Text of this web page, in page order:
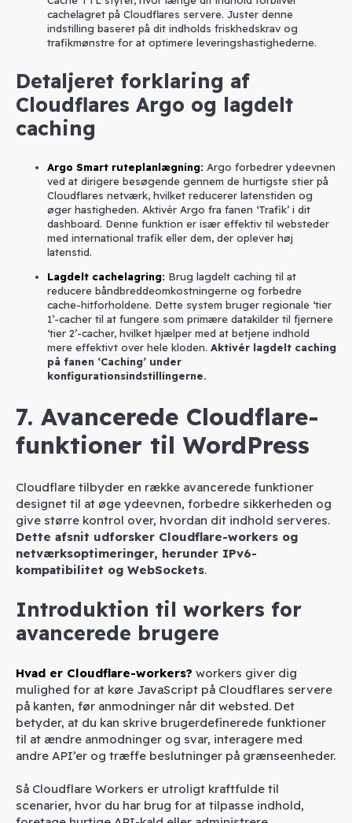
cachelagret på Cloudflares servere. Juster denne
indstilling baseret på dit indholds friskhedskrav og
trafikmønstre for at optimere leveringshastighederne.
Detaljeret forklaring af
Cloudflares Argo og lagdelt
caching
Argo Smart ruteplanlægning: Argo forbedrer ydeevnen
ved at dirigere besøgende gennem de hurtigste stier på
Cloudflares netværk, hvilket reducerer latenstiden og
øger hastigheden. Aktivér Argo fra fanen ‘Trafik’ i dit
dashboard. Denne funktion er især effektiv til websteder
med international trafik eller dem, der oplever høj
latenstid.
Lagdelt cachelagring: Brug lagdelt caching til at
reducere båndbreddeomkostningerne og forbedre
cache-hitforholdene. Dette system bruger regionale ‘tier
1’-cacher til at fungere som primære datakilder til fjernere
‘tier 2’-cacher, hvilket hjælper med at betjene indhold
mere effektivt over hele kloden. Aktivér lagdelt caching
på fanen ‘Caching’ under
konfigurationsindstillingerne.
7. Avancerede Cloudflare-
funktioner til WordPress
Cloudflare tilbyder en række avancerede funktioner
designet til at øge ydeevnen, forbedre sikkerheden og
give større kontrol over, hvordan dit indhold serveres.
Dette afsnit udforsker Cloudflare-workers og
netværksoptimeringer, herunder IPv6-
kompatibilitet og WebSockets.
Introduktion til workers for
avancerede brugere
Hvad er Cloudflare-workers? workers giver dig
mulighed for at køre JavaScript på Cloudflares servere
på kanten, før anmodninger når dit websted. Det
betyder, at du kan skrive brugerdefinerede funktioner
til at ændre anmodninger og svar, interagere med
andre API’er og træffe beslutninger på grænseenheder.
Så Cloudflare Workers er utroligt kraftfulde til
scenarier, hvor du har brug for at tilpasse indhold,